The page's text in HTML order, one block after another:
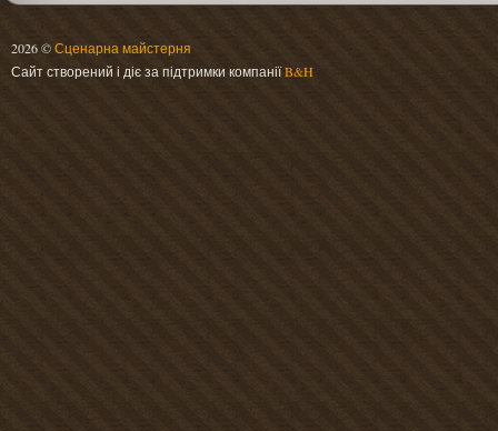
2026 ©Сценарна майстерня
Сайт створений і діє за підтримки компаніїB&H